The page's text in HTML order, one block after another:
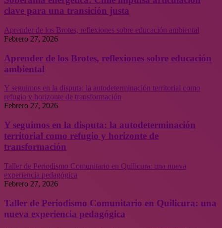
clave para una transición justa
Aprender de los Brotes, reflexiones sobre educación ambiental
Febrero 27, 2026
Aprender de los Brotes, reflexiones sobre educación
ambiental
Y seguimos en la disputa: la autodeterminación territorial como
refugio y horizonte de transformación
Febrero 27, 2026
Y seguimos en la disputa: la autodeterminación
territorial como refugio y horizonte de
transformación
Taller de Periodismo Comunitario en Quilicura: una nueva
experiencia pedagógica
Febrero 27, 2026
Taller de Periodismo Comunitario en Quilicura: una
nueva experiencia pedagógica